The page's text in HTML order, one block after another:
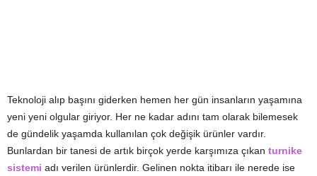
Teknoloji alıp başını giderken hemen her gün insanların yaşamına
yeni yeni olgular giriyor. Her ne kadar adını tam olarak bilemesek
de gündelik yaşamda kullanılan çok değişik ürünler vardır.
Bunlardan bir tanesi de artık birçok yerde karşımıza çıkan turnike
sistemi adı verilen ürünlerdir. Gelinen nokta itibarı ile nerede ise